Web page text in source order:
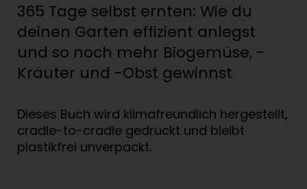
365 Tage selbst ernten: Wie du
deinen Garten effizient anlegst
und so noch mehr Biogemüse, -
Kräuter und -Obst gewinnst
Dieses Buch wird klimafreundlich hergestellt,
cradle-to-cradle gedruckt und bleibt
plastikfrei unverpackt.